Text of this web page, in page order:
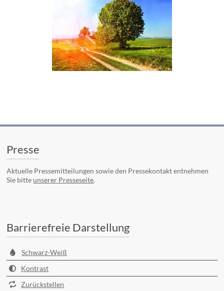
Presse
Aktuelle Pressemitteilungen sowie den Pressekontakt entnehmen
Sie bitte unserer Presseseite.
Barrierefreie Darstellung
Schwarz-Weiß
Kontrast
Zurückstellen